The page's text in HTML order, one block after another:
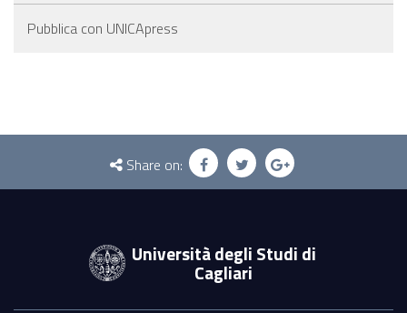
Pubblica con UNICApress
Questionnaire
social
Share on:
Università degli Studi di
Cagliari